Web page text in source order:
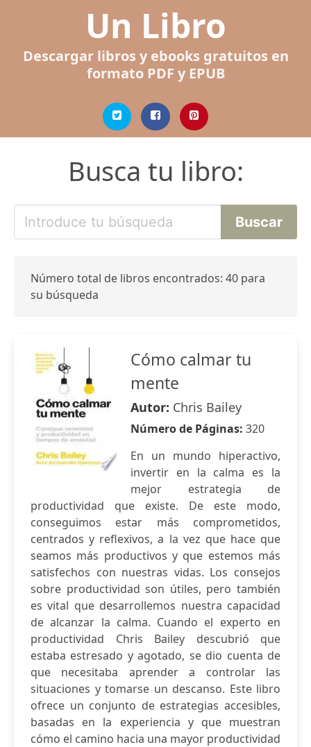
Un Libro
Descargar libros y ebooks gratuitos en
formato PDF y EPUB
Busca tu libro:
Número total de libros encontrados: 40 para
su búsqueda
Cómo calmar tu
mente
Autor: Chris Bailey
Número de Páginas: 320
En un mundo hiperactivo,
invertir en la calma es la
mejor estrategia de
productividad que existe. De este modo,
conseguimos estar más comprometidos,
centrados y reflexivos, a la vez que hace que
seamos más productivos y que estemos más
satisfechos con nuestras vidas. Los consejos
sobre productividad son útiles, pero también
es vital que desarrollemos nuestra capacidad
de alcanzar la calma. Cuando el experto en
productividad Chris Bailey descubrió que
estaba estresado y agotado, se dio cuenta de
que necesitaba aprender a controlar las
situaciones y tomarse un descanso. Este libro
ofrece un conjunto de estrategias accesibles,
basadas en la experiencia y que muestran
cómo el camino hacia una mayor productividad